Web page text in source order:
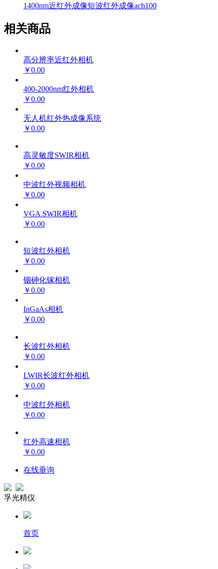
1400nm近红外成像短波红外成像ach100
相关商品
高分辨率近红外相机
￥0.00
400-2000nm红外相机
￥0.00
无人机红外热成像系统
￥0.00
高灵敏度SWIR相机
￥0.00
中波红外视频相机
￥0.00
VGA SWIR相机
￥0.00
短波红外相机
￥0.00
铟砷化镓相机
￥0.00
InGaAs相机
￥0.00
长波红外相机
￥0.00
LWIR长波红外相机
￥0.00
中波红外相机
￥0.00
红外高速相机
￥0.00
在线垂询
孚光精仪
首页